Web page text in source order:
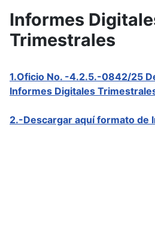
Informes
Trimestrales
1.Oficio No. -4.2.5.-0842/25
Informes Digitales
2.-Descargar aquí formato de